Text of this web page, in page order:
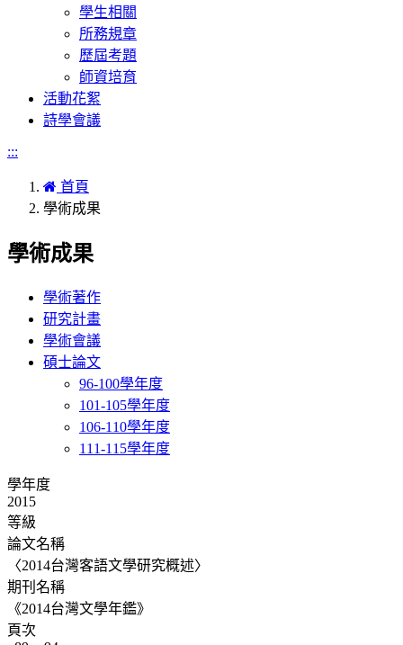
學生相關
所務規章
歷屆考題
師資培育
活動花絮
詩學會議
:::
首頁
學術成果
學術成果
學術著作
研究計畫
學術會議
碩士論文
96-100學年度
101-105學年度
106-110學年度
111-115學年度
學年度
2015
等級
論文名稱
〈2014台灣客語文學研究概述〉
期刊名稱
《2014台灣文學年鑑》
頁次